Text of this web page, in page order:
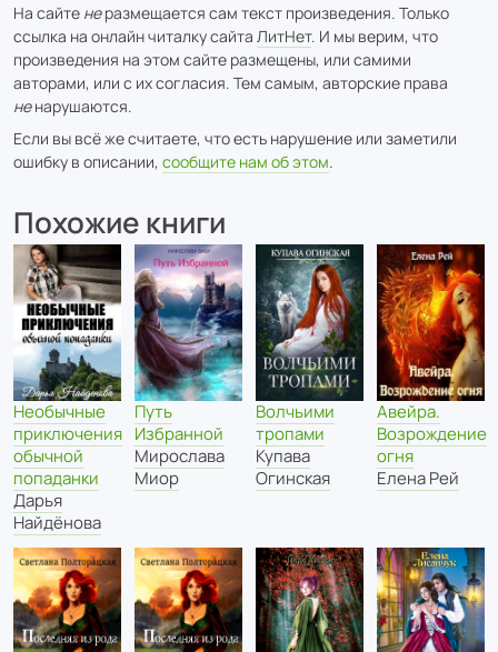
На сайте неразмещается сам текст произведения. Только
ссылка на онлайн читалку сайта ЛитНет. И мы верим, что
произведения на этом сайте размещены, или самими
авторами, или с их согласия. Тем самым, авторские права
ненарушаются.
Если вы всё же считаете, что есть нарушение или заметили
ошибку в описании, сообщите нам об этом.
Похожие книги
Необычные
приключения
обычной
попаданки
Дарья
Найдёнова
Путь
Избранной
Мирослава
Миор
Волчьими
тропами
Купава
Огинская
Авейра.
Возрождение
огня
Елена Рей